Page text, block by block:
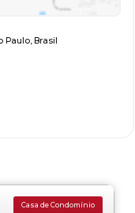
Paulo, Brasil
Casa de Condomínio